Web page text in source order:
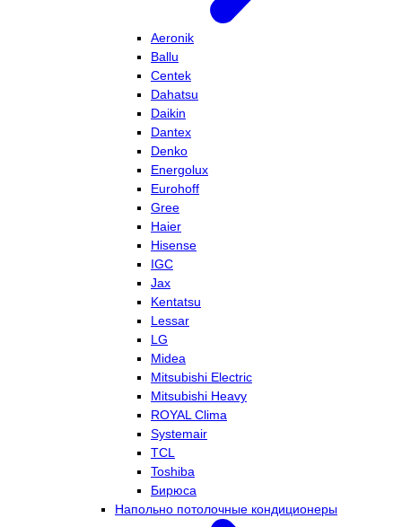
Aeronik
Ballu
Centek
Dahatsu
Daikin
Dantex
Denko
Energolux
Eurohoff
Gree
Haier
Hisense
IGC
Jax
Kentatsu
Lessar
LG
Midea
Mitsubishi Electric
Mitsubishi Heavy
ROYAL Clima
Systemair
TCL
Toshiba
Бирюса
Напольно потолочные кондиционеры